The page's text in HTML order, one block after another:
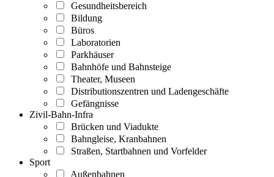
Gesundheitsbereich
Bildung
Büros
Laboratorien
Parkhäuser
Bahnhöfe und Bahnsteige
Theater, Museen
Distributionszentren und Ladengeschäfte
Gefängnisse
Zivil-Bahn-Infra
Brücken und Viadukte
Bahngleise, Kranbahnen
Straßen, Startbahnen und Vorfelder
Sport
Außenbahnen